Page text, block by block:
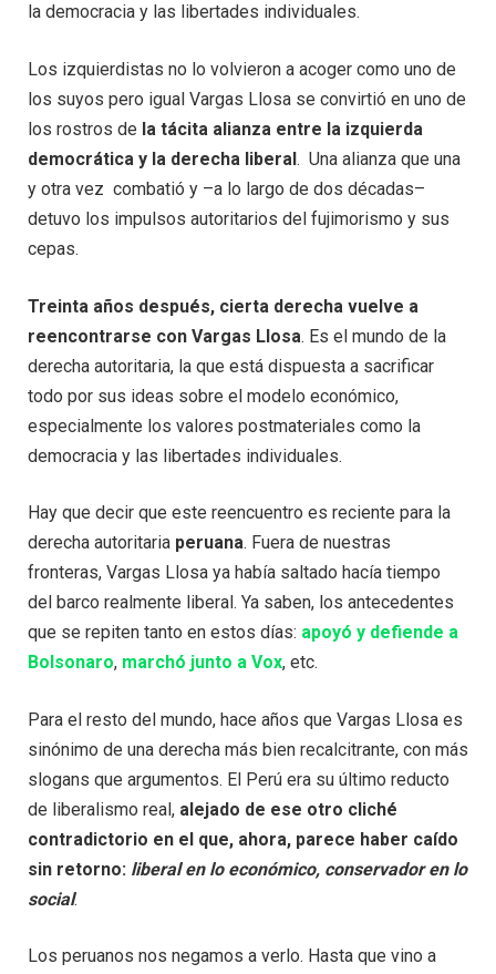
la democracia y las libertades individuales.
Los izquierdistas no lo volvieron a acoger como uno de
los suyos pero igual Vargas Llosa se convirtió en uno de
los rostros de la tácita alianza entre la izquierda
democrática y la derecha liberal. Una alianza que una
y otra vez combatió y –a lo largo de dos décadas–
detuvo los impulsos autoritarios del fujimorismo y sus
cepas.
Treinta años después, cierta derecha vuelve a
reencontrarse con Vargas Llosa. Es el mundo de la
derecha autoritaria, la que está dispuesta a sacrificar
todo por sus ideas sobre el modelo económico,
especialmente los valores postmateriales como la
democracia y las libertades individuales.
Hay que decir que este reencuentro es reciente para la
derecha autoritaria peruana. Fuera de nuestras
fronteras, Vargas Llosa ya había saltado hacía tiempo
del barco realmente liberal. Ya saben, los antecedentes
que se repiten tanto en estos días: apoyó y defiende a
Bolsonaro, marchó junto a Vox, etc.
Para el resto del mundo, hace años que Vargas Llosa es
sinónimo de una derecha más bien recalcitrante, con más
slogans que argumentos. El Perú era su último reducto
de liberalismo real, alejado de ese otro cliché
contradictorio en el que, ahora, parece haber caído
sin retorno: liberal en lo económico, conservador en lo
social.
Los peruanos nos negamos a verlo. Hasta que vino a